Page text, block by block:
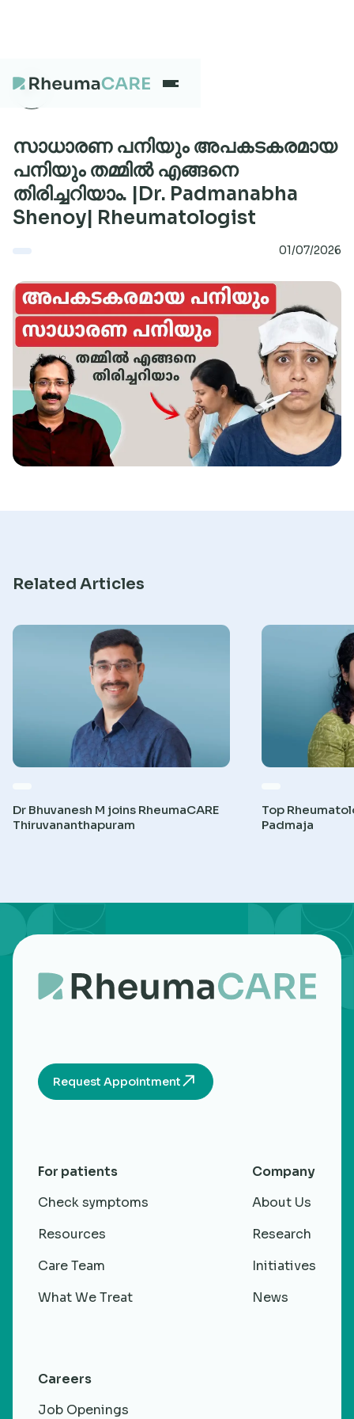
What we treat
Our Centres
About
Research
സാധാരണ പനിയും അപകടകരമായ
പനിയും തമ്മിൽ എങ്ങനെ
തിരിച്ചറിയാം. |Dr. Padmanabha
Shenoy| Rheumatologist
01/07/2026
Related Articles
Dr Bhuvanesh M joins RheumaCARE
Thiruvananthapuram
Top
Padmaja
Request Appointment
For patients
Check symptoms
Resources
Care Team
What We Treat
Company
About Us
Research
Initiatives
News
Careers
Job Openings